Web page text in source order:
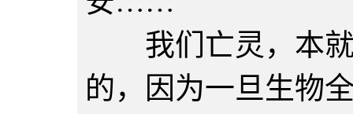
我们亡灵，本就
的，因为一旦生物